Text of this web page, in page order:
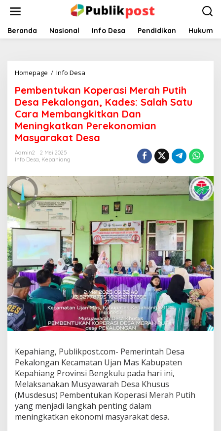
Beranda Nasional Info Desa Pendidikan Hukum
Homepage / Info Desa
Merah
Putih
Desa
Pekalongan,
Kades:
Salah
Satu
Meningkatkan
Perekonomian
Masyarakat
Pembentukan Koperasi Merah Putih
Desa Pekalongan, Kades: Salah Satu
Cara Membangkitkan Dan
Meningkatkan Perekonomian
Masyarakat Desa
Admin2
2 Mei 2025
Info Desa, Kepahiang
Kepahiang, Publikpost.com- Pemerintah Desa
Pekalongan Kecamatan Ujan Mas Kabupaten
Kepahiang Provinsi Bengkulu pada hari ini,
Melaksanakan Musyawarah Desa Khusus
(Musdesus) Pembentukan Koperasi Merah Putih
yang menjadi langkah penting dalam
meningkatkan ekonomi masyarakat desa.